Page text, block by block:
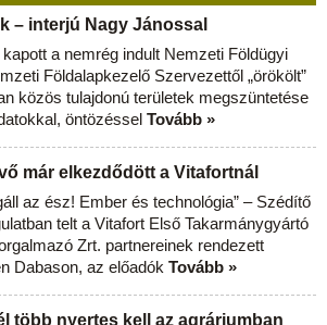
– interjú Nagy Jánossal
a nemrég indult Nemzeti Földügyi
Földalapkezelő Szervezettől „örökölt”
közös tulajdonú területek megszüntetése
öntözéssel Tovább »
már elkezdődött a Vitafortnál
az ész! Ember és technológia” – Szédítő
telt a Vitafort Első Takarmánygyártó
Zrt. partnereinek rendezett
Dabason, az előadók Tovább »
több nyertes kell az agráriumban